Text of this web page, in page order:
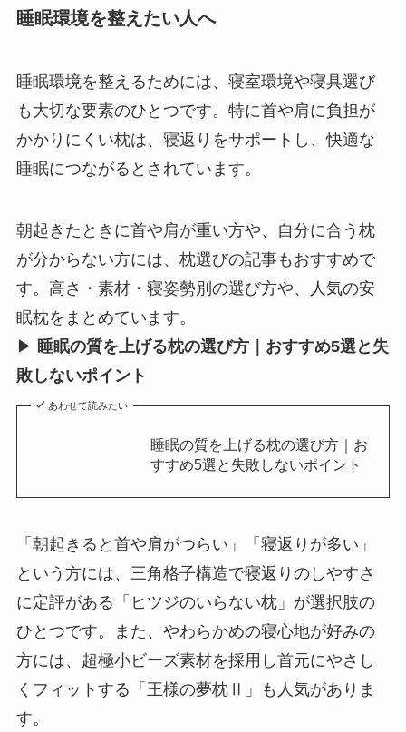
睡眠環境を整えたい人へ
睡眠環境を整えるためには、寝室環境や寝具選び
も大切な要素のひとつです。特に首や肩に負担が
かかりにくい枕は、寝返りをサポートし、快適な
睡眠につながるとされています。
朝起きたときに首や肩が重い方や、自分に合う枕
が分からない方には、枕選びの記事もおすすめで
す。高さ・素材・寝姿勢別の選び方や、人気の安
眠枕をまとめています。
▶ 睡眠の質を上げる枕の選び方｜おすすめ5選と失
敗しないポイント
あわせて読みたい
睡眠の質を上げる枕の選び方｜お
すすめ5選と失敗しないポイント
「朝起きると首や肩がつらい」「寝返りが多い」
という方には、三角格子構造で寝返りのしやすさ
に定評がある「ヒツジのいらない枕」が選択肢の
ひとつです。また、やわらかめの寝心地が好みの
方には、超極小ビーズ素材を採用し首元にやさし
くフィットする「王様の夢枕Ⅱ」も人気がありま
す。